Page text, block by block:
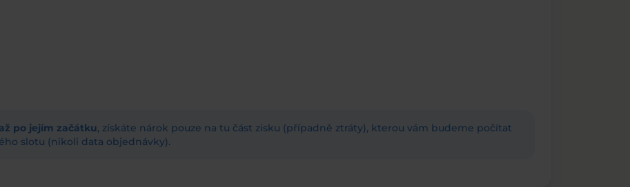
po jejím začátku, získáte nárok pouze na tu část zisku (případně ztráty), kterou vám budeme počítat
slotu (nikoli data objednávky).